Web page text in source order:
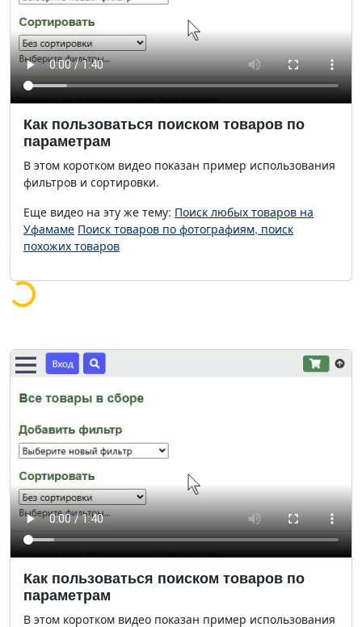
Как пользоваться поиском товаров по
параметрам
В этом коротком видео показан пример использования
фильтров и сортировки.
Еще видео на эту же тему: Поиск любых товаров на
Уфамаме Поиск товаров по фотографиям, поиск
похожих товаров
Загрузка...
Как пользоваться поиском товаров по
параметрам
В этом коротком видео показан пример использования